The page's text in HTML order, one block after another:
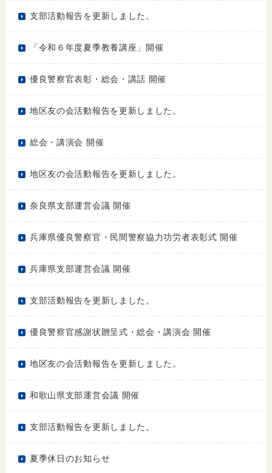
支部活動報告を更新しました。
「令和６年度夏季教養講座」開催
優良警察官表彰・総会・講話 開催
地区友の会活動報告を更新しました。
総会・講演会 開催
地区友の会活動報告を更新しました。
奈良県支部運営会議 開催
兵庫県優良警察官・民間警察協力功労者表彰式 開催
兵庫県支部運営会議 開催
支部活動報告を更新しました。
優良警察官感謝状贈呈式・総会・講演会 開催
地区友の会活動報告を更新しました。
和歌山県支部運営会議 開催
支部活動報告を更新しました。
夏季休日のお知らせ